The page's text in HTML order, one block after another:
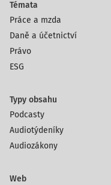
Témata
Práce a mzda
Daně a účetnictví
Právo
ESG
Typy obsahu
Podcasty
Audiotýdeníky
Audiozákony
Web